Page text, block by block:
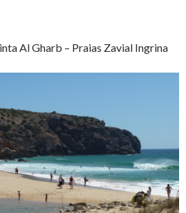
Al Gharb – Praias Zavial Ingrina